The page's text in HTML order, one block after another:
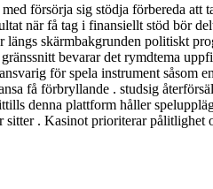
försörja sig stödja förbereda
när få tag i finansiellt stöd bör
skärmbakgrunden politiskt
bevarar det rymdtema
för spela instrument såsom
få förbryllande . studsig
denna plattform håller
. Kasinot prioriterar pålitlighet